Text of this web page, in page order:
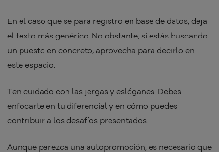
En el caso que se para registro en base de datos, deja
el texto más genérico. No obstante, si estás buscando
un puesto en concreto, aprovecha para decirlo en
este espacio.
Ten cuidado con las jergas y eslóganes. Debes
enfocarte en tu diferencial y en cómo puedes
contribuir a los desafíos presentados.
Aunque parezca una autopromoción, es necesario que